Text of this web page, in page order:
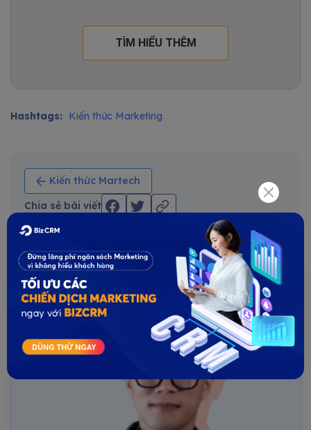
TÌM HIỂU THÊM
Hashtags: Kiến thức Marketing
Kiến thức Martech
Chia sẻ bài viết